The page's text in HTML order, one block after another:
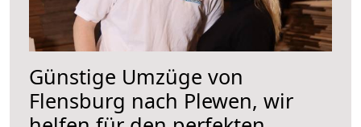
Günstige Umzüge von
Flensburg nach Plewen, wir